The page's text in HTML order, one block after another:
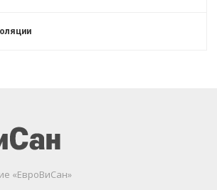
«ЕвроВиСан»